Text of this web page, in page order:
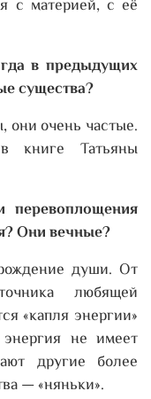
с материей, с её
в предыдущих
существа?
они очень частые.
книге Татьяны
Они вечные?
души. От
любящей
«капля энергии»
не имеет
другие более
— «няньки».